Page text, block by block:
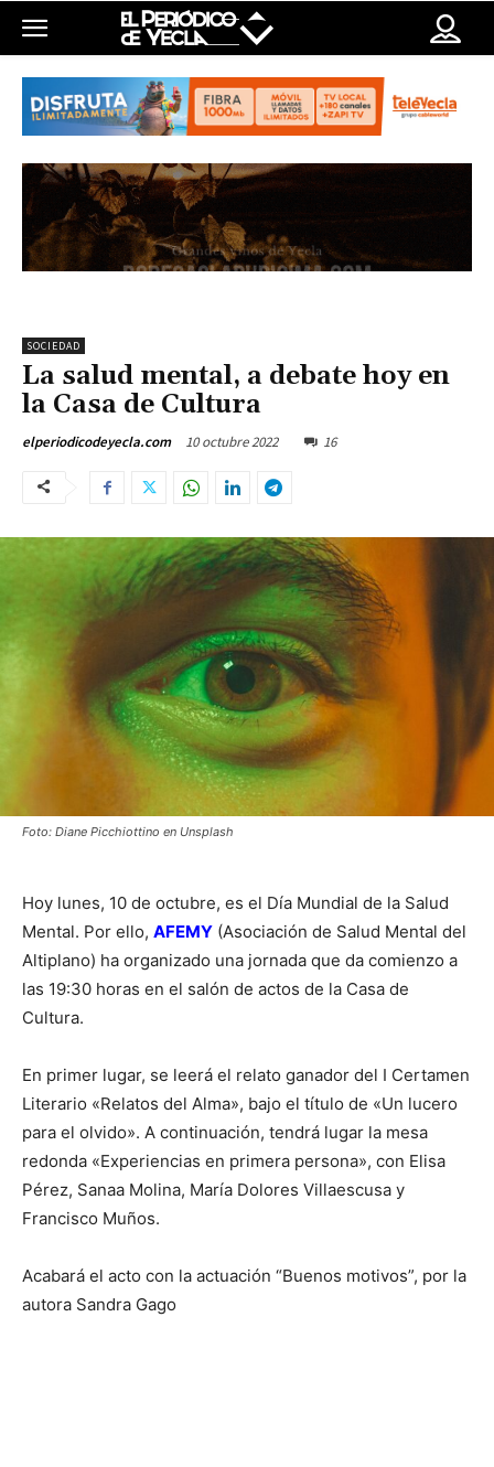
SOCIEDAD
La salud mental, a debate hoy en
la Casa de Cultura
elperiodicodeyecla.com 10 octubre 2022 16
Foto: Diane Picchiottino en Unsplash
Hoy lunes, 10 de octubre, es el Día Mundial de la Salud
Mental. Por ello, AFEMY (Asociación de Salud Mental del
Altiplano) ha organizado una jornada que da comienzo a
las 19:30 horas en el salón de actos de la Casa de
Cultura.
En primer lugar, se leerá el relato ganador del I Certamen
Literario «Relatos del Alma», bajo el título de «Un lucero
para el olvido». A continuación, tendrá lugar la mesa
redonda «Experiencias en primera persona», con Elisa
Pérez, Sanaa Molina, María Dolores Villaescusa y
Francisco Muños.
Acabará el acto con la actuación “Buenos motivos”, por la
autora Sandra Gago